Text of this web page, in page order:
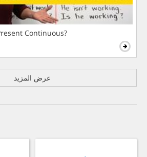
Continuous?
عرض المزيد